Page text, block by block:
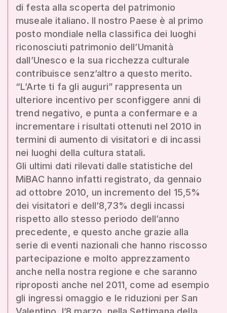
di festa alla scoperta del patrimonio
museale italiano. Il nostro Paese è al primo
posto mondiale nella classifica dei luoghi
riconosciuti patrimonio dell’Umanità
dall’Unesco e la sua ricchezza culturale
contribuisce senz’altro a questo merito.
“L’Arte ti fa gli auguri” rappresenta un
ulteriore incentivo per sconfiggere anni di
trend negativo, e punta a confermare e a
incrementare i risultati ottenuti nel 2010 in
termini di aumento di visitatori e di incassi
nei luoghi della cultura statali.
Gli ultimi dati rilevati dalle statistiche del
MiBAC hanno infatti registrato, da gennaio
ad ottobre 2010, un incremento del 15,5%
dei visitatori e dell’8,73% degli incassi
rispetto allo stesso periodo dell’anno
precedente, e questo anche grazie alla
serie di eventi nazionali che hanno riscosso
partecipazione e molto apprezzamento
anche nella nostra regione e che saranno
riproposti anche nel 2011, come ad esempio
gli ingressi omaggio e le riduzioni per San